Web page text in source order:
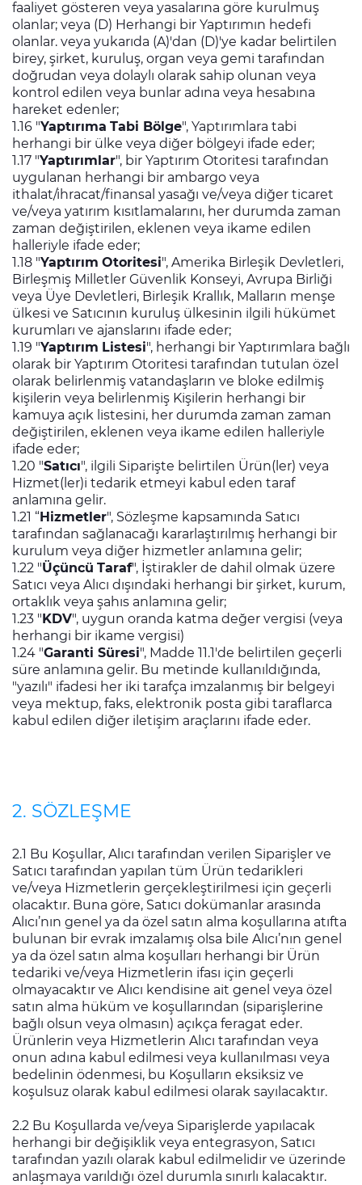
faaliyet gösteren veya yasalarına göre kurulmuş
olanlar; veya (D) Herhangi bir Yaptırımın hedefi
olanlar. veya yukarıda (A)'dan (D)'ye kadar belirtilen
birey, şirket, kuruluş, organ veya gemi tarafından
doğrudan veya dolaylı olarak sahip olunan veya
kontrol edilen veya bunlar adına veya hesabına
hareket edenler;
1.16 "Yaptırıma Tabi Bölge", Yaptırımlara tabi
herhangi bir ülke veya diğer bölgeyi ifade eder;
1.17 "Yaptırımlar", bir Yaptırım Otoritesi tarafından
uygulanan herhangi bir ambargo veya
ithalat/ihracat/finansal yasağı ve/veya diğer ticaret
ve/veya yatırım kısıtlamalarını, her durumda zaman
zaman değiştirilen, eklenen veya ikame edilen
halleriyle ifade eder;
1.18 "Yaptırım Otoritesi", Amerika Birleşik Devletleri,
Birleşmiş Milletler Güvenlik Konseyi, Avrupa Birliği
veya Üye Devletleri, Birleşik Krallık, Malların menşe
ülkesi ve Satıcının kuruluş ülkesinin ilgili hükümet
kurumları ve ajanslarını ifade eder;
1.19 "Yaptırım Listesi", herhangi bir Yaptırımlara bağlı
olarak bir Yaptırım Otoritesi tarafından tutulan özel
olarak belirlenmiş vatandaşların ve bloke edilmiş
kişilerin veya belirlenmiş Kişilerin herhangi bir
kamuya açık listesini, her durumda zaman zaman
değiştirilen, eklenen veya ikame edilen halleriyle
ifade eder;
1.20 "Satıcı", ilgili Siparişte belirtilen Ürün(ler) veya
Hizmet(ler)i tedarik etmeyi kabul eden taraf
anlamına gelir.
1.21 “Hizmetler", Sözleşme kapsamında Satıcı
tarafından sağlanacağı kararlaştırılmış herhangi bir
kurulum veya diğer hizmetler anlamına gelir;
1.22 "Üçüncü Taraf", İştirakler de dahil olmak üzere
Satıcı veya Alıcı dışındaki herhangi bir şirket, kurum,
ortaklık veya şahıs anlamına gelir;
1.23 "KDV", uygun oranda katma değer vergisi (veya
herhangi bir ikame vergisi)
1.24 "Garanti Süresi", Madde 11.1'de belirtilen geçerli
süre anlamına gelir. Bu metinde kullanıldığında,
"yazılı" ifadesi her iki tarafça imzalanmış bir belgeyi
veya mektup, faks, elektronik posta gibi taraflarca
kabul edilen diğer iletişim araçlarını ifade eder.
2. SÖZLEŞME
2.1 Bu Koşullar, Alıcı tarafından verilen Siparişler ve
Satıcı tarafından yapılan tüm Ürün tedarikleri
ve/veya Hizmetlerin gerçekleştirilmesi için geçerli
olacaktır. Buna göre, Satıcı dokümanlar arasında
Alıcı’nın genel ya da özel satın alma koşullarına atıfta
bulunan bir evrak imzalamış olsa bile Alıcı’nın genel
ya da özel satın alma koşulları herhangi bir Ürün
tedariki ve/veya Hizmetlerin ifası için geçerli
olmayacaktır ve Alıcı kendisine ait genel veya özel
satın alma hüküm ve koşullarından (siparişlerine
bağlı olsun veya olmasın) açıkça feragat eder.
Ürünlerin veya Hizmetlerin Alıcı tarafından veya
onun adına kabul edilmesi veya kullanılması veya
bedelinin ödenmesi, bu Koşulların eksiksiz ve
koşulsuz olarak kabul edilmesi olarak sayılacaktır.
2.2 Bu Koşullarda ve/veya Siparişlerde yapılacak
herhangi bir değişiklik veya entegrasyon, Satıcı
tarafından yazılı olarak kabul edilmelidir ve üzerinde
anlaşmaya varıldığı özel durumla sınırlı kalacaktır.